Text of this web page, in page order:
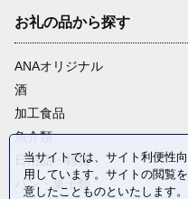
お礼の品から探す
ANAオリジナル
酒
加工食品
魚介類
日用品・雑貨
パン・菓子類
当サイトでは、サイト利便性
用しています。サイトの閲覧
意したことものといたします。